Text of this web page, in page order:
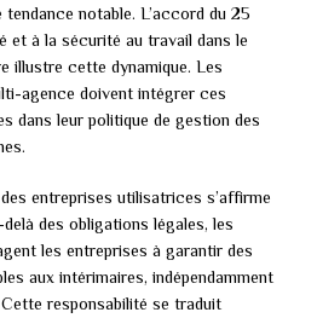
notable. L’accord du 25
et à la sécurité au travail dans le
illustre cette dynamique. Les
agence doivent intégrer ces
dans leur politique de gestion des
des entreprises utilisatrices s’affirme
des obligations légales, les
les entreprises à garantir des
aux intérimaires, indépendamment
Cette responsabilité se traduit